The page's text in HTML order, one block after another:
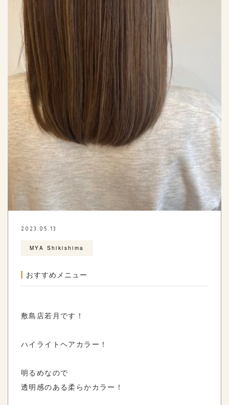
2023.05.13
MYA Shikishima
おすすめメニュー
敷島店若月です！
ハイライトヘアカラー！
明るめなので
透明感のある柔らかカラー！